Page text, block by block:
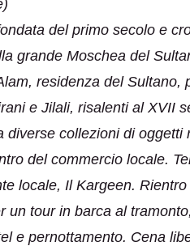
del primo secolo e
grande Moschea del
residenza del Sultano,
e Jilali, risalenti al XVII
collezioni di oggetti
del commercio locale.
locale, Il Kargeen.
tour in barca al
e pernottamento. Cena